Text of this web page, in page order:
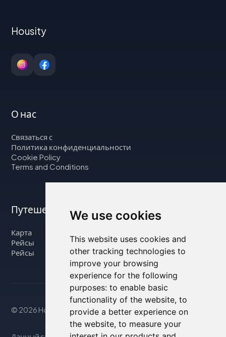
We use cookies
This website uses cookies and
other tracking technologies to
improve your browsing
experience for the following
purposes: to enable basic
functionality of the website, to
provide a better experience on
the website, to measure your
Housity
О нас
Связаться с
Политика конфиденциальности
Cookie Policy
Terms and Conditions
Путешествуйте с нами
Карта
Рейсы
Рейсы
© 2026 Housity.net